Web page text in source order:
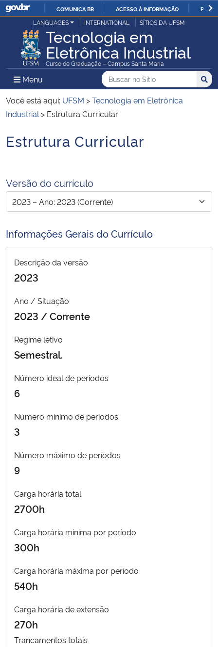
IR
PARA
O
CONTEÚDO
COMUNICA BR ACESSO À INFORMAÇÃO
Ministério da Justiça e Segurança Pública
Ministério da Defesa
Ministério das Relações Exteriores
Ministério da Infraestrutura
Ministério da Educação
Ministério de Minas e Energia
Ministério da Ciência, Tecnologia, Inovações e Comunicações
Ministério do Turismo
Ministério do Desenvolvimento Regional
Ministério da Mulher, da Família e dos Direitos Humanos
Secretaria-Geral
Gabinete de Segurança Institucional
Advocacia-Geral da União
Planalto
LANGUAGES INTERNATIONAL SÍTIOS DA UFSM
Tecnologia em
Eletrônica Industrial
Curso de Graduação – Campus Santa Maria
Menu Menu Principal do Sítio
Busca
Buscar no no Sítio
Busca:
Você está aqui: UFSM >Tecnologia em Eletrônica
Industrial > Estrutura Curricular
Início do conteúdo
Estrutura Curricular
Versão do currículo
Informações Gerais do Currículo
Descrição da versão
2023
Ano / Situação
2023 / Corrente
Regime letivo
Semestral.
Número ideal de períodos
6
Número mínimo de períodos
3
Número máximo de períodos
9
Carga horária total
2700h
Carga horária mínima por período
300h
Carga horária máxima por período
540h
Carga horária de extensão
270h
Trancamentos totais